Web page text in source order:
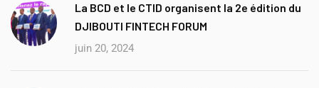
La BCD et le CTID organisent la 2e édition du
DJIBOUTI FINTECH FORUM
juin 20, 2024